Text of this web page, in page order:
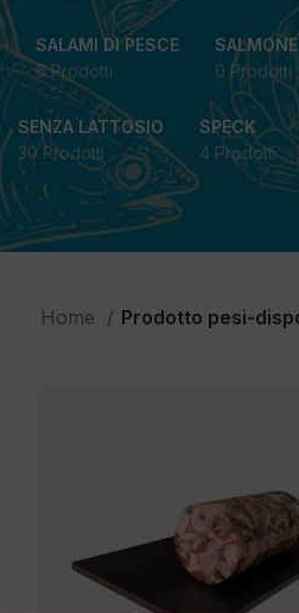
SALAMI DI PESCE
6 Prodotti
0 Prodotti
SENZA LATTOSIO
30 Prodotti
SPECK
4 Prodotti
Home Prodotto pesi-